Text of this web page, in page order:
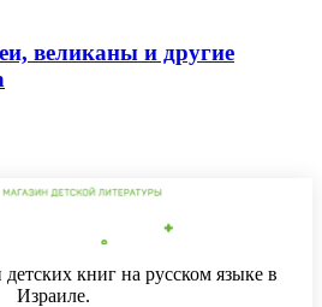
великаны и другие
книг на русском языке в
Израиле.